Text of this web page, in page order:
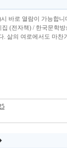
바로 열람이 가능합
(전자책) / 한국문학
. 삶의 여로에서도 마찬